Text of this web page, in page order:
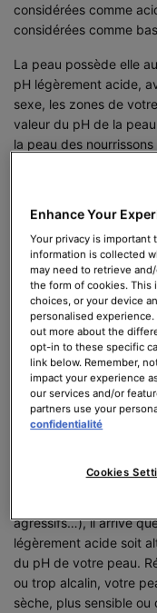
considérées comme
considérées comme
La peau possède elle
pH légèrement acide,
sexe, les zones de
valeur du pH de la
la peau des
La peau se divise en
couche cornée, la
recouverte par un film
mélange d’eau et de
défend la peau des
qui donne la valeur du
COMMENT SE
DU PH DE LA
En fonction de votre
agressifs…), il arrive
légèrement acide soit
du pH de votre peau.
ou trop alcalin, votre
sèche, plus sensible
Enhance Your
Your privacy is important
information is collected
may need to retrieve
the form of cookies. This
choices, or your device
personalised experience.
out more about the
opt-in to these specific
link below. Remember,
impact your experience
our services and/or
partners use your
confidentialité
Cookies